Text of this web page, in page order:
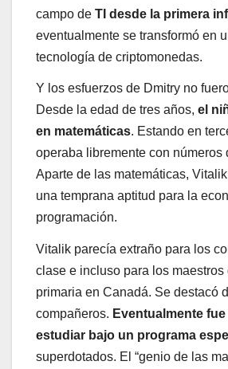
campo de TI desde la primera
eventualmente se transformó en
tecnología de criptomonedas.
Y los esfuerzos de Dmitry no
Desde la edad de tres años, el
en matemáticas. Estando en
operaba libremente con números
Aparte de las matemáticas,
una temprana aptitud para la
programación.
Vitalik parecía extraño para los
clase e incluso para los maestros
primaria en Canadá. Se destacó
compañeros. Eventualmente
estudiar bajo un programa
superdotados. El “genio de las